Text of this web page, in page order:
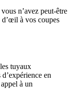
n’avez peut-être
d’œil à vos coupes
tuyaux
en
à un